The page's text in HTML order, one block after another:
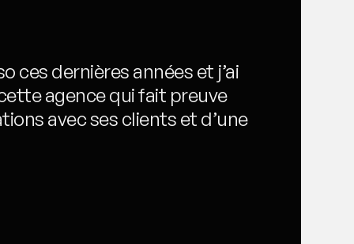
ces dernières années et j’ai
agence qui fait preuve
avec ses clients et d’une